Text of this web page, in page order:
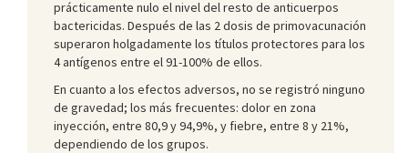
prácticamente nulo el nivel del resto de anticuerpos
bactericidas. Después de las 2 dosis de primovacunación
superaron holgadamente los títulos protectores para los
4 antígenos entre el 91-100% de ellos.
En cuanto a los efectos adversos, no se registró ninguno
de gravedad; los más frecuentes: dolor en zona
inyección, entre 80,9 y 94,9%, y fiebre, entre 8 y 21%,
dependiendo de los grupos.